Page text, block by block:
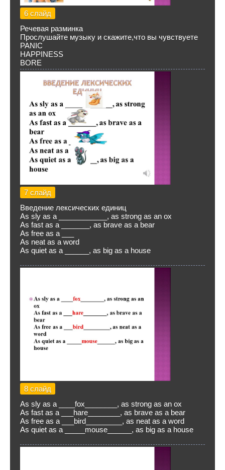
6 слайд
Речевая разминка
Прослушайте музыку и скажите,что вы чувствуете
PANIC
HAPPINESS
BORE
7 слайд
Введение лексических единиц
As sly as a ____________, as strong as an ox
As fast as a _______, as brave as a bear
As free as a ___
As neat as a word
As quiet as a ______, as big as a house
8 слайд
As sly as a ____fox________, as strong as an ox
As fast as a ___hare________, as brave as a bear
As free as a ___bird_________, as neat as a word
As quiet as a _____mouse______, as big as a house